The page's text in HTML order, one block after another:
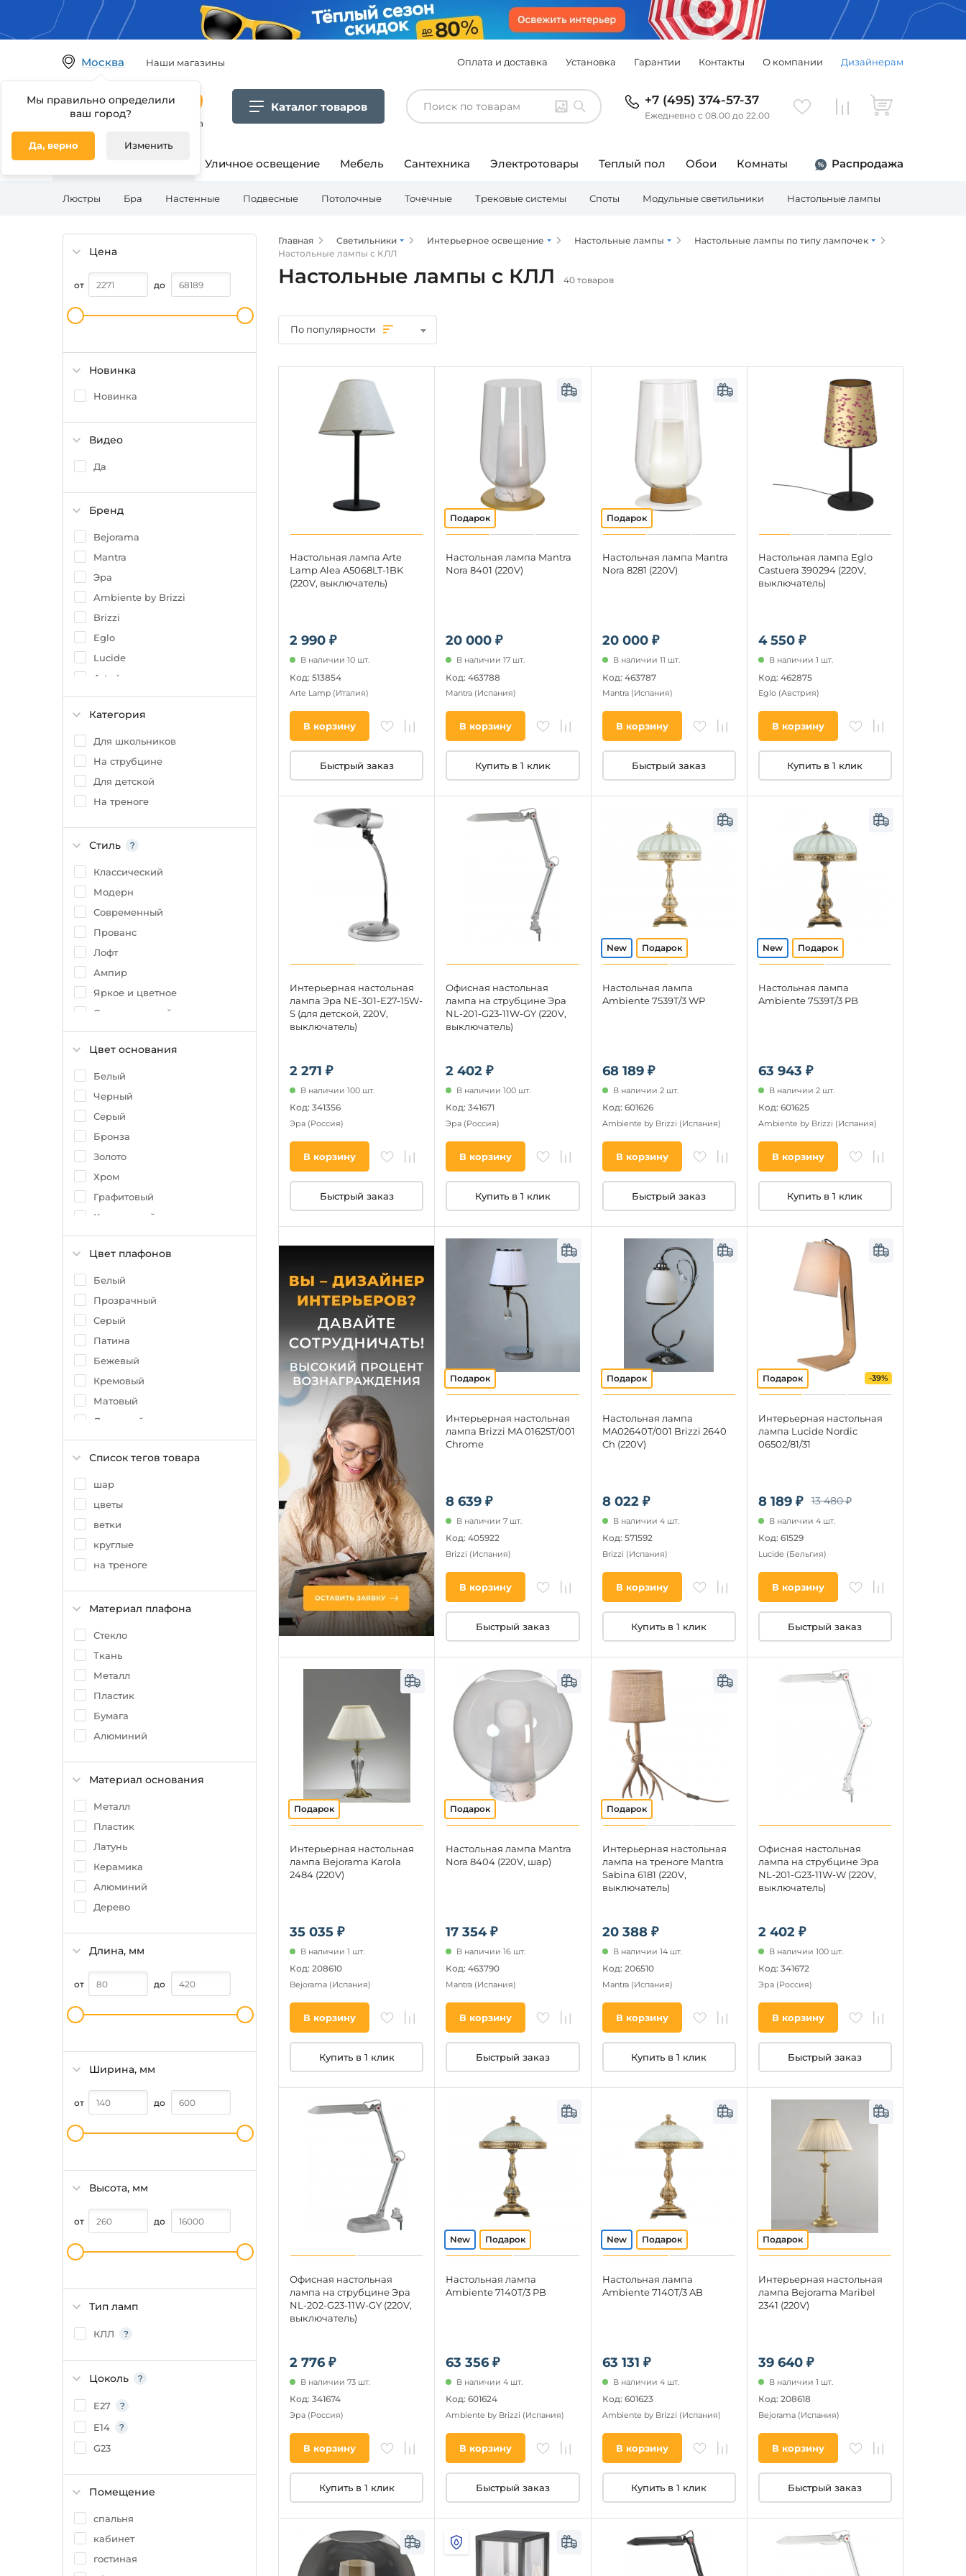
Москва
Мы правильно определили
ваш город?
Да, верно Изменить
Наши магазины Оплата и доставка Установка Гарантии Контакты О компании Дизайнерам
Гипермаркет товаров для дома
Каталог товаров +7 (495) 374-57-37
Ежедневно с 08.00 до 22.00
Освещение для дома Уличное освещение Мебель Сантехника Электротовары Теплый пол Обои Комнаты Распродажа
Люстры Бра Настенные Подвесные Потолочные Точечные Трековые системы Споты Модульные светильники Настольные лампы
Цена
от до
Новинка
Новинка
Видео
Да
Бренд
Bejorama
Mantra
Эра
Ambiente by Brizzi
Brizzi
Eglo
Lucide
Arte Lamp
Категория
Для школьников
На струбцине
Для детской
На треноге
Стиль
Классический
Модерн
Современный
Прованс
Лофт
Ампир
Яркое и цветное
Скандинавский
Кантри
Цвет основания
Белый
Черный
Серый
Бронза
Золото
Хром
Графитовый
Коричневый
Серебро
Бежевый
Древесный
Цвет плафонов
Белый
Прозрачный
Серый
Патина
Бежевый
Кремовый
Матовый
Дымчатый
Золото
Розовый
Черный
Коричневый
Графитовый
Список тегов товара
шар
цветы
ветки
круглые
на треноге
Материал плафона
Стекло
Ткань
Металл
Пластик
Бумага
Алюминий
Материал основания
Металл
Пластик
Латунь
Керамика
Алюминий
Дерево
Длина, мм
от до
Ширина, мм
от до
Высота, мм
от до
Тип ламп
КЛЛ
Цоколь
E27
E14
G23
Помещение
спальня
кабинет
гостиная
Главная Светильники Интерьерное освещение Настольные лампы
Настольные лампы по типу лампочек
Настольные лампы с КЛЛ
Настольные лампы с КЛЛ 40 товаров
По популярности
2 990 ₽
Настольная лампа Arte
Lamp Alea A5068LT-1BK
(220V, выключатель)
В наличии 10 шт.
Код: 513854
Arte Lamp (Италия)
В корзину
Быстрый заказ
20 000 ₽
Настольная лампа Mantra
Nora 8401 (220V)
В наличии 17 шт.
Код: 463788
Mantra (Испания)
В корзину
Купить в 1 клик
20 000 ₽
Настольная лампа Mantra
Nora 8281 (220V)
В наличии 11 шт.
Код: 463787
Mantra (Испания)
В корзину
Быстрый заказ
4 550 ₽
Настольная лампа Eglo
Castuera 390294 (220V,
выключатель)
В наличии 1 шт.
Код: 462875
Eglo (Австрия)
В корзину
Купить в 1 клик
2 271 ₽
Интерьерная настольная
лампа Эра NE-301-E27-15W-
S (для детской, 220V,
выключатель)
В наличии 100 шт.
Код: 341356
Эра (Россия)
В корзину
Быстрый заказ
2 402 ₽
Офисная настольная
лампа на струбцине Эра
NL-201-G23-11W-GY (220V,
выключатель)
В наличии 100 шт.
Код: 341671
Эра (Россия)
В корзину
Купить в 1 клик
68 189 ₽
Настольная лампа
Ambiente 7539T/3 WP
В наличии 2 шт.
Код: 601626
Ambiente by Brizzi (Испания)
В корзину
Быстрый заказ
63 943 ₽
Настольная лампа
Ambiente 7539T/3 PB
В наличии 2 шт.
Код: 601625
Ambiente by Brizzi (Испания)
В корзину
Купить в 1 клик
8 639 ₽
Интерьерная настольная
лампа Brizzi MA 01625T/001
Chrome
В наличии 7 шт.
Код: 405922
Brizzi (Испания)
В корзину
Быстрый заказ
8 022 ₽
Настольная лампа
MA02640T/001 Brizzi 2640
Ch (220V)
В наличии 4 шт.
Код: 571592
Brizzi (Испания)
В корзину
Купить в 1 клик
8 189 ₽ 13 480 ₽
-39%
Интерьерная настольная
лампа Lucide Nordic
06502/81/31
В наличии 4 шт.
Код: 61529
Lucide (Бельгия)
В корзину
Быстрый заказ
35 035 ₽
Интерьерная настольная
лампа Bejorama Karola
2484 (220V)
В наличии 1 шт.
Код: 208610
Bejorama (Испания)
В корзину
Купить в 1 клик
17 354 ₽
Настольная лампа Mantra
Nora 8404 (220V, шар)
В наличии 16 шт.
Код: 463790
Mantra (Испания)
В корзину
Быстрый заказ
20 388 ₽
Интерьерная настольная
лампа на треноге Mantra
Sabina 6181 (220V,
выключатель)
В наличии 14 шт.
Код: 206510
Mantra (Испания)
В корзину
Купить в 1 клик
2 402 ₽
Офисная настольная
лампа на струбцине Эра
NL-201-G23-11W-W (220V,
выключатель)
В наличии 100 шт.
Код: 341672
Эра (Россия)
В корзину
Быстрый заказ
2 776 ₽
Офисная настольная
лампа на струбцине Эра
NL-202-G23-11W-GY (220V,
выключатель)
В наличии 73 шт.
Код: 341674
Эра (Россия)
В корзину
Купить в 1 клик
63 356 ₽
Настольная лампа
Ambiente 7140T/3 PB
В наличии 4 шт.
Код: 601624
Ambiente by Brizzi (Испания)
В корзину
Быстрый заказ
63 131 ₽
Настольная лампа
Ambiente 7140T/3 AB
В наличии 4 шт.
Код: 601623
Ambiente by Brizzi (Испания)
В корзину
Купить в 1 клик
39 640 ₽
Интерьерная настольная
лампа Bejorama Maribel
2341 (220V)
В наличии 1 шт.
Код: 208618
Bejorama (Испания)
В корзину
Быстрый заказ